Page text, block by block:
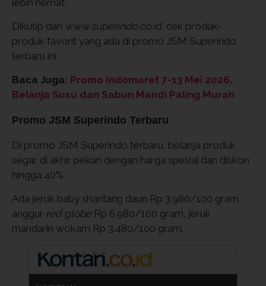
lebih hemat.
Dikutip dari www.superindo.co.id, cek produk-
produk favorit yang ada di promo JSM Superindo
terbaru ini.
Baca Juga: Promo Indomaret 7-13 Mei 2026,
Belanja Susu dan Sabun Mandi Paling Murah
Promo JSM Superindo Terbaru
Di promo JSM Superindo terbaru, belanja produk
segar di akhir pekan dengan harga spesial dan diskon
hingga 40%.
Ada jeruk baby shantang daun Rp 3.980/100 gram,
anggur red globeRp 6.980/100 gram, jeruk
mandarin wokam Rp 3.480/100 gram.